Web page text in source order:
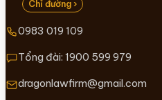
Chỉ đường ›
0983 019 109
Tổng đài: 1900 599 979
dragonlawfirm@gmail.com